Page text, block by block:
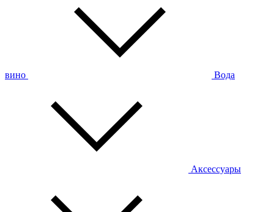
вино Вода
Аксессуары